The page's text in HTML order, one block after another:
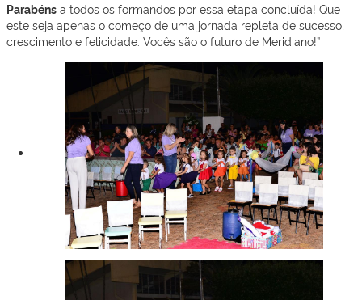
Parabéns a todos os formandos por essa etapa concluída! Que
este seja apenas o começo de uma jornada repleta de sucesso,
crescimento e felicidade. Vocês são o futuro de Meridiano!”